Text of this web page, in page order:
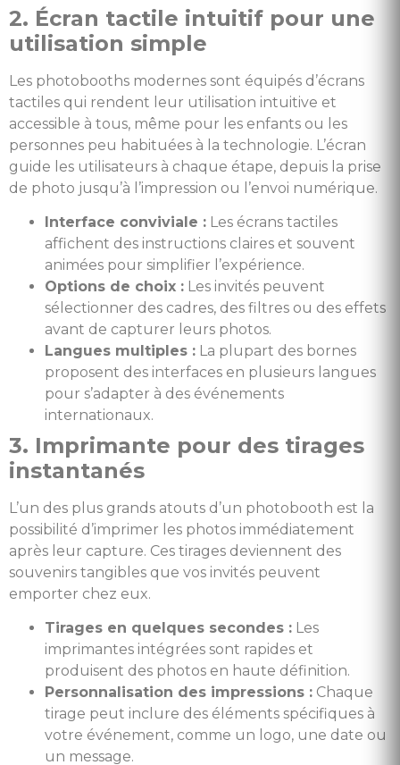
2. Écran tactile intuitif pour une
utilisation simple
Les photobooths modernes sont équipés d’écrans
tactiles qui rendent leur utilisation intuitive et
accessible à tous, même pour les enfants ou les
personnes peu habituées à la technologie. L’écran
guide les utilisateurs à chaque étape, depuis la prise
de photo jusqu’à l’impression ou l’envoi numérique.
Interface conviviale : Les écrans tactiles
affichent des instructions claires et souvent
animées pour simplifier l’expérience.
Options de choix : Les invités peuvent
sélectionner des cadres, des filtres ou des effets
avant de capturer leurs photos.
Langues multiples : La plupart des bornes
proposent des interfaces en plusieurs langues
pour s’adapter à des événements
internationaux.
3. Imprimante pour des tirages
instantanés
L’un des plus grands atouts d’un photobooth est la
possibilité d’imprimer les photos immédiatement
après leur capture. Ces tirages deviennent des
souvenirs tangibles que vos invités peuvent
emporter chez eux.
Tirages en quelques secondes : Les
imprimantes intégrées sont rapides et
produisent des photos en haute définition.
Personnalisation des impressions : Chaque
tirage peut inclure des éléments spécifiques à
votre événement, comme un logo, une date ou
un message.